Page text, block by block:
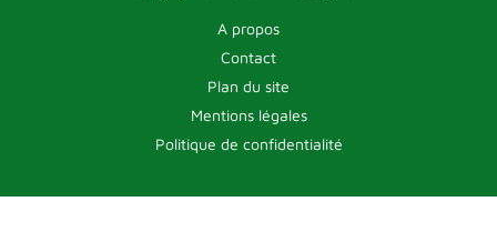
A propos
Contact
Plan du site
Mentions légales
Politique de confidentialité